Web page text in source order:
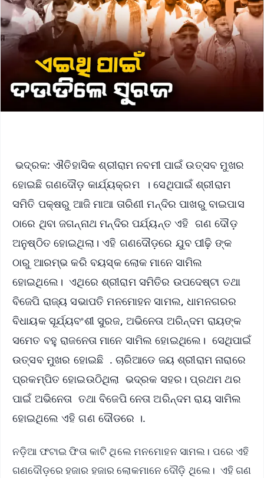
ଭଦ୍ରକ: ଐତିହାସିକ ଶ୍ରୀରାମ ନବମୀ ପାଇଁ ଉତ୍ସବ ମୁଖର
ହୋଇଛି ଗଣଦୌଡ଼ କାର୍ଯ୍ୟକ୍ରମ । ସେଥିପାଇଁ ଶ୍ରୀରାମ
ସମିତି ପକ୍ଷରୁ ଆଜି ମାଆ ତାରିଣୀ ମନ୍ଦିର ପାଖରୁ ବାଇପାସ
ଠାରେ ଥିବା ଜଗନ୍ନାଥ ମନ୍ଦିର ପର୍ଯ୍ୟନ୍ତ ଏହି ଗଣ ଦୌଡ଼
ଅନୁଷ୍ଠିତ ହୋଇଥିଲା। ଏହି ଗଣଦୌଡ଼ରେ ଯୁବ ପୀଢ଼ି ଙ୍କ
ଠାରୁ ଆରମ୍ଭ କରି ବୟସ୍କ ଲୋକ ମାନେ ସାମିଲ
ହୋଇଥିଲେ। ଏଥିରେ ଶ୍ରୀରାମ ସମିତିର ଉପଦେଷ୍ଟା ତଥା
ବିଜେପି ରାଜ୍ୟ ସଭାପତି ମନମୋହନ ସାମଲ, ଧାମନଗରର
ବିଧାୟକ ସୂର୍ଯ୍ୟବଂଶୀ ସୁରଜ, ଅଭିନେତା ଅରିନ୍ଦମ ରାୟଙ୍କ
ସମେତ ବହୁ ରାଜନେତା ମାନେ ସାମିଲ ହୋଇଥିଲେ। ସେଥିପାଇଁ
ଉତ୍ସବ ମୁଖର ହୋଇଛି . ଚାରିଆଡେ ଜୟ ଶ୍ରୀରାମ ନାରାରେ
ପ୍ରକମ୍ପିତ ହୋଇଉଠିଥିଲା ଭଦ୍ରକ ସହର। ପ୍ରଥମ ଥର
ପାଇଁ ଅଭିନେତା ତଥା ବିଜେପି ନେତା ଅରିନ୍ଦମ ରାୟ ସାମିଲ
ହୋଇଥିଲେ ଏହି ଗଣ ଦୌଡରେ ।.
ନଡ଼ିଆ ଫଟାଇ ଫିତା କାଟି ଥିଲେ ମନମୋହନ ସାମଲ। ପରେ ଏହି
ଗଣଦୌଡ଼ରେ ହଜାର ହଜାର ଲୋକମାନେ ଦୌଡ଼ି ଥିଲେ। ଏହି ଗଣ